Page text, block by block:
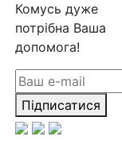
Комусь дуже
потрібна Ваша
допомога!
Підписатися